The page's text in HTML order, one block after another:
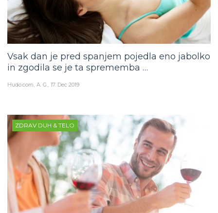
Vsak dan je pred spanjem pojedla eno jabolko
in zgodila se je ta sprememba …
Hudo.com A. G. 17. Dec 2019
ZDRAV DUH & TELO